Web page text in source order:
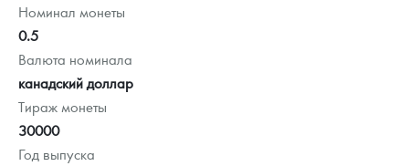
Номинал монеты
0.5
Валюта номинала
канадский доллар
Тираж монеты
30000
Год выпуска